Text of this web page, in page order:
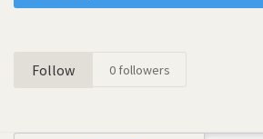
Follow 0followers